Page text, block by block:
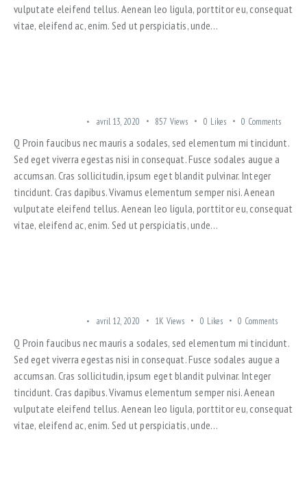
vulputate eleifend tellus. Aenean leo ligula, porttitor eu, consequat
vitae, eleifend ac, enim. Sed ut perspiciatis, unde…
avril 13, 2020 857 Views 0 Likes 0 Comments
Q Proin faucibus nec mauris a sodales, sed elementum mi tincidunt.
Sed eget viverra egestas nisi in consequat. Fusce sodales augue a
accumsan. Cras sollicitudin, ipsum eget blandit pulvinar. Integer
tincidunt. Cras dapibus. Vivamus elementum semper nisi. Aenean
vulputate eleifend tellus. Aenean leo ligula, porttitor eu, consequat
vitae, eleifend ac, enim. Sed ut perspiciatis, unde…
avril 12, 2020 1K Views 0 Likes 0 Comments
Q Proin faucibus nec mauris a sodales, sed elementum mi tincidunt.
Sed eget viverra egestas nisi in consequat. Fusce sodales augue a
accumsan. Cras sollicitudin, ipsum eget blandit pulvinar. Integer
tincidunt. Cras dapibus. Vivamus elementum semper nisi. Aenean
vulputate eleifend tellus. Aenean leo ligula, porttitor eu, consequat
vitae, eleifend ac, enim. Sed ut perspiciatis, unde…